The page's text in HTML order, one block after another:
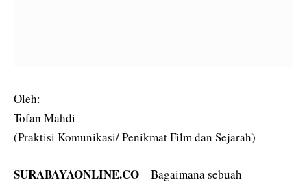
Oleh:
Tofan Mahdi
(Praktisi Komunikasi/ Penikmat Film dan Sejarah)
SURABAYAONLINE.CO– Bagaimana sebuah